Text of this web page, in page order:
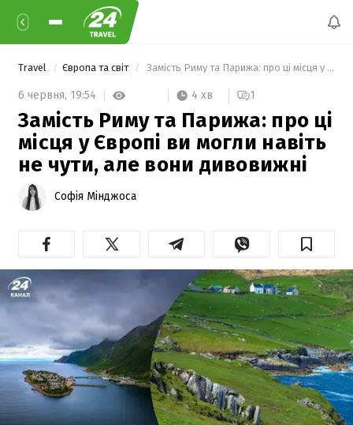
Travel Європа та світ Замість Риму та Парижа: про ці місця у Європі ви могли навіть не чути, але вони дивовижні
6 червня, 19:54 4 хв 1
Замість Риму та Парижа: про ці
місця у Європі ви могли навіть
не чути, але вони дивовижні
Софія Мінджоса